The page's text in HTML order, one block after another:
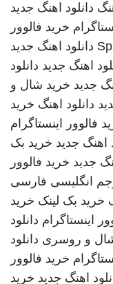
دانلود اهنگ جدید
خرید فالوور
دانلود اهنگ جدید
اهنگ جدید دانلود
جدید خرید شال و
دانلود اهنگ خرید
فالوور اینستاگرام
اهنگ جدید خرید بک
جدید خرید فالوور
انگلیسی فارسی
خرید بک لینک خرید
اینستاگرام دانلود
و روسری دانلود
خرید فالوور
اهنگ جدید خرید